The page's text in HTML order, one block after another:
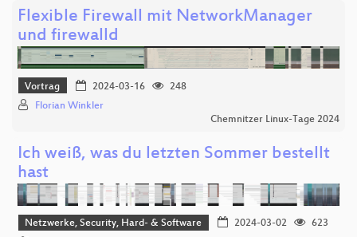
Flexible Firewall mit NetworkManager
und firewalld
Vortrag 2024-03-16
248
Florian Winkler
Chemnitzer Linux-Tage 2024
Ich weiß, was du letzten Sommer bestellt
hast
Netzwerke, Security, Hard- & Software 2024-03-02
623